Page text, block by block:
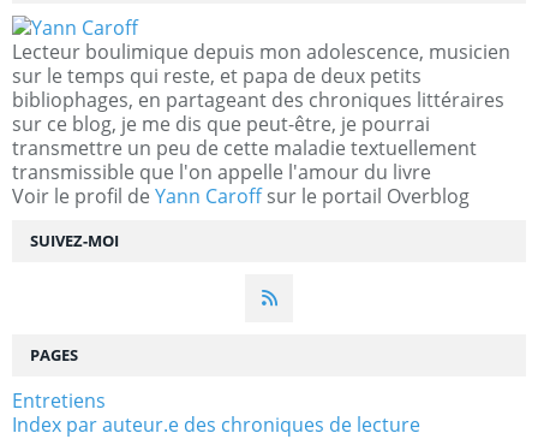
SUIVEZ-MOI
Lecteur boulimique depuis mon adolescence, musicien
sur le temps qui reste, et papa de deux petits
bibliophages, en partageant des chroniques littéraires
sur ce blog, je me dis que peut-être, je pourrai
transmettre un peu de cette maladie textuellement
transmissible que l'on appelle l'amour du livre
Voir le profil de Yann Caroffsur le portail Overblog
PAGES
Entretiens
Index par auteur.e des chroniques de lecture